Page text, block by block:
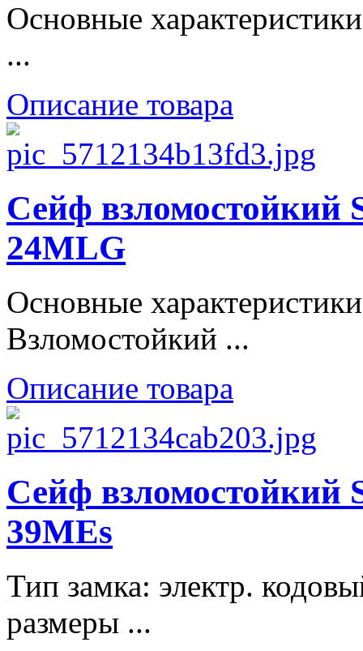
Основные
...
Описание товара
Сейф взломостойкий
24MLG
Основные
Взломостойкий ...
Описание товара
Сейф взломостойкий
39MEs
Тип замка: электр.
размеры ...